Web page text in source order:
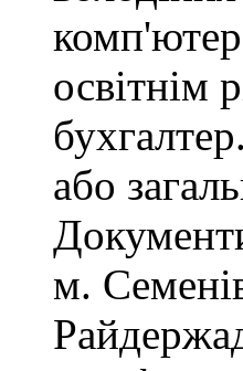
освітнім
або
м.